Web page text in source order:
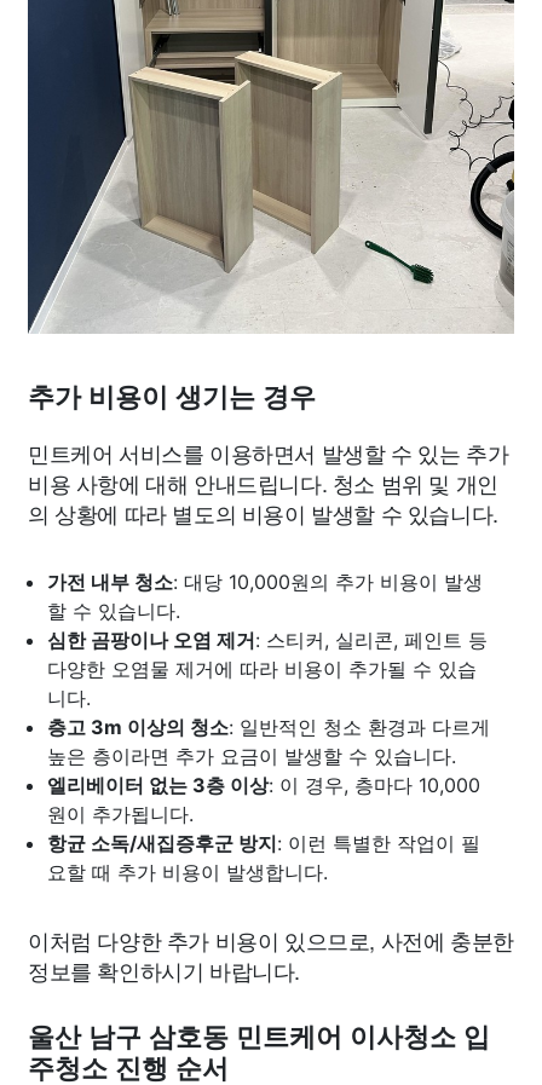
추가 비용이 생기는 경우
민트케어 서비스를 이용하면서 발생할 수 있는 추가
비용 사항에 대해 안내드립니다. 청소 범위 및 개인
의 상황에 따라 별도의 비용이 발생할 수 있습니다.
가전 내부 청소: 대당 10,000원의 추가 비용이 발생
할 수 있습니다.
심한 곰팡이나 오염 제거: 스티커, 실리콘, 페인트 등
다양한 오염물 제거에 따라 비용이 추가될 수 있습
니다.
층고 3m 이상의 청소: 일반적인 청소 환경과 다르게
높은 층이라면 추가 요금이 발생할 수 있습니다.
엘리베이터 없는 3층 이상: 이 경우, 층마다 10,000
원이 추가됩니다.
항균 소독/새집증후군 방지: 이런 특별한 작업이 필
요할 때 추가 비용이 발생합니다.
이처럼 다양한 추가 비용이 있으므로, 사전에 충분한
정보를 확인하시기 바랍니다.
울산 남구 삼호동 민트케어 이사청소 입
주청소 진행 순서